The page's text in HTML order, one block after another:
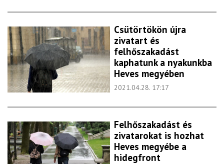
Csütörtökön újra
zivatart és
felhőszakadást
kaphatunk a nyakunkba
Heves megyében
2021.04.28. 17:17
Felhőszakadást és
zivatarokat is hozhat
Heves megyébe a
hidegfront